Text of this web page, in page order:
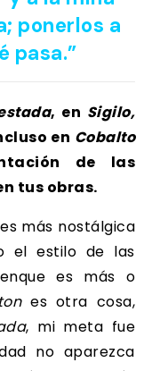
ponerlos a
pasa.”
, en Sigilo,
en Cobalto
de las
tus obras.
más nostálgica
el estilo de las
es más o
es otra cosa,
, mi meta fue
no aparezca